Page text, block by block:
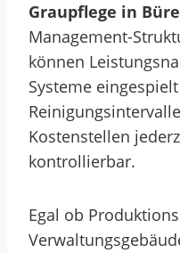
Graupflege in
Management-
können
Systeme
Kostenstellen
kontrollierbar.
Egal ob